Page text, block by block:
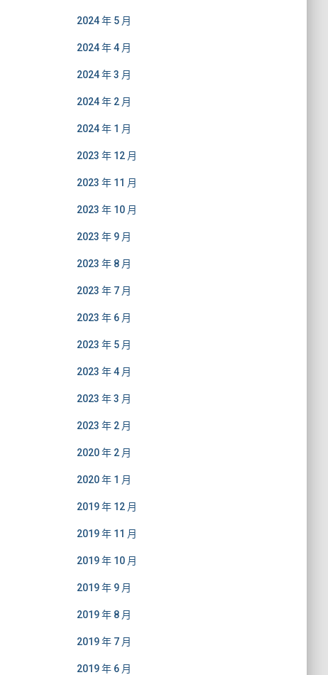
2024 年 5 月
2024 年 4 月
2024 年 3 月
2024 年 2 月
2024 年 1 月
2023 年 12 月
2023 年 11 月
2023 年 10 月
2023 年 9 月
2023 年 8 月
2023 年 7 月
2023 年 6 月
2023 年 5 月
2023 年 4 月
2023 年 3 月
2023 年 2 月
2020 年 2 月
2020 年 1 月
2019 年 12 月
2019 年 11 月
2019 年 10 月
2019 年 9 月
2019 年 8 月
2019 年 7 月
2019 年 6 月